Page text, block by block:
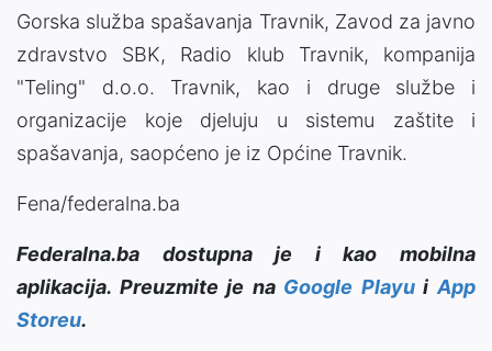
Gorska služba spašavanja Travnik, Zavod za javno
zdravstvo SBK, Radio klub Travnik, kompanija
"Teling" d.o.o. Travnik, kao i druge službe i
organizacije koje djeluju u sistemu zaštite i
spašavanja, saopćeno je iz Općine Travnik.
Fena/federalna.ba
Federalna.ba dostupna je i kao mobilna
aplikacija. Preuzmite je na Google PlayuiApp
Storeu.